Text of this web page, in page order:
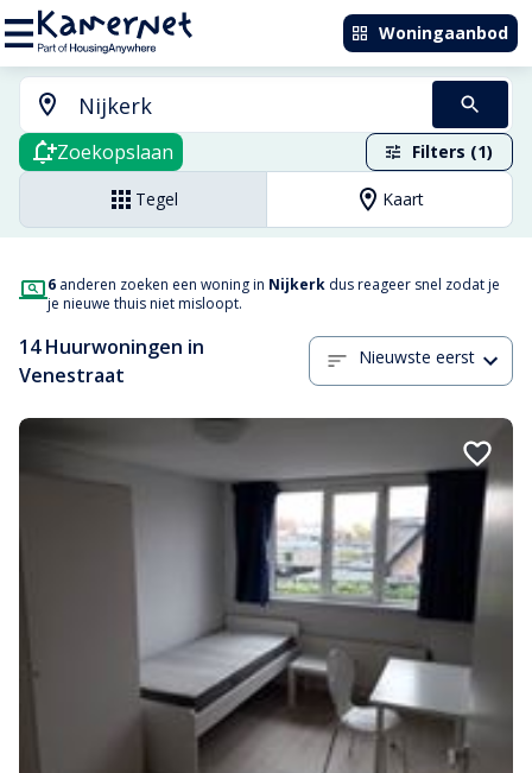
Woningaanbod
Zoekopslaan Filters (1)
Tegel Kaart
6 anderen zoeken een woning in Nijkerk dus reageer snel zodat je
je nieuwe thuis niet misloopt.
14 Huurwoningen in
Venestraat
Nieuwste eerst